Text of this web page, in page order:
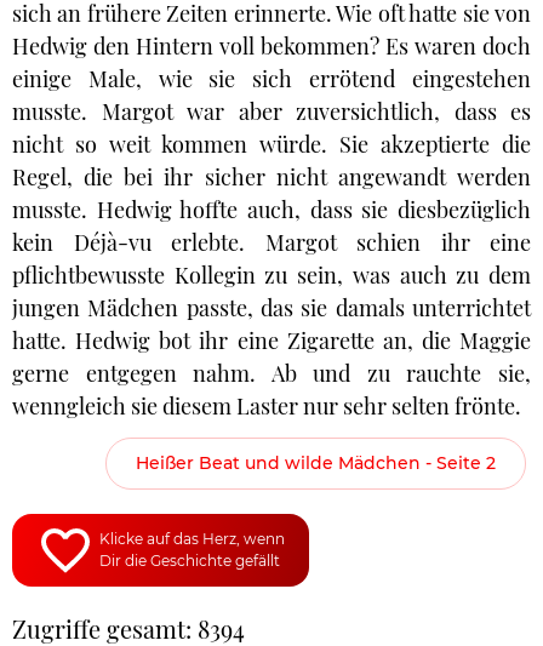
sich an frühere Zeiten erinnerte. Wie oft hatte sie von
Hedwig den Hintern voll bekommen? Es waren doch
einige Male, wie sie sich errötend eingestehen
musste. Margot war aber zuversichtlich, dass es
nicht so weit kommen würde. Sie akzeptierte die
Regel, die bei ihr sicher nicht angewandt werden
musste. Hedwig hoffte auch, dass sie diesbezüglich
kein Déjà-vu erlebte. Margot schien ihr eine
pflichtbewusste Kollegin zu sein, was auch zu dem
jungen Mädchen passte, das sie damals unterrichtet
hatte. Hedwig bot ihr eine Zigarette an, die Maggie
gerne entgegen nahm. Ab und zu rauchte sie,
wenngleich sie diesem Laster nur sehr selten frönte.
Heißer Beat und wilde Mädchen - Seite 2
Klicke auf das Herz, wenn
Dir die Geschichte gefällt
Zugriffe gesamt: 8394